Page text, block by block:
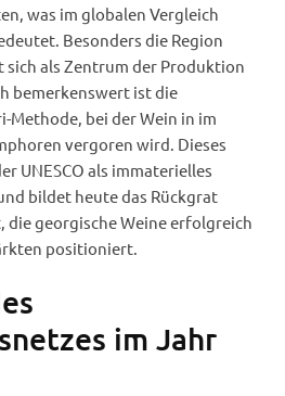
was im globalen Vergleich
Besonders die Region
sich als Zentrum der Produktion
bemerkenswert ist die
bei der Wein in im
vergoren wird. Dieses
UNESCO als immaterielles
bildet heute das Rückgrat
georgische Weine erfolgreich
positioniert.
im Jahr